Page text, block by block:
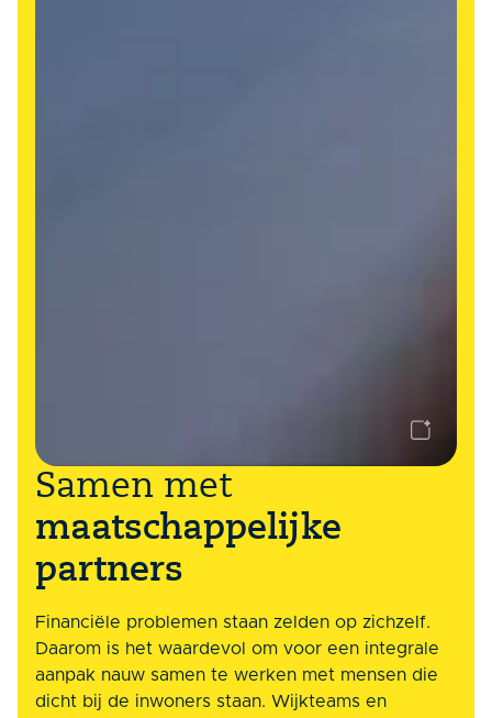
Samen met
maatschappelijke
partners
Financiële problemen staan zelden op zichzelf.
Daarom is het waardevol om voor een integrale
aanpak nauw samen te werken met mensen die
dicht bij de inwoners staan. Wijkteams en